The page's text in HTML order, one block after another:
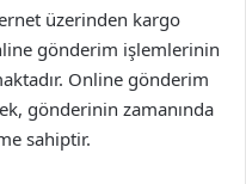
üzerinden kargo
gönderim işlemlerinin
Online gönderim
gönderinin zamanında
sahiptir.